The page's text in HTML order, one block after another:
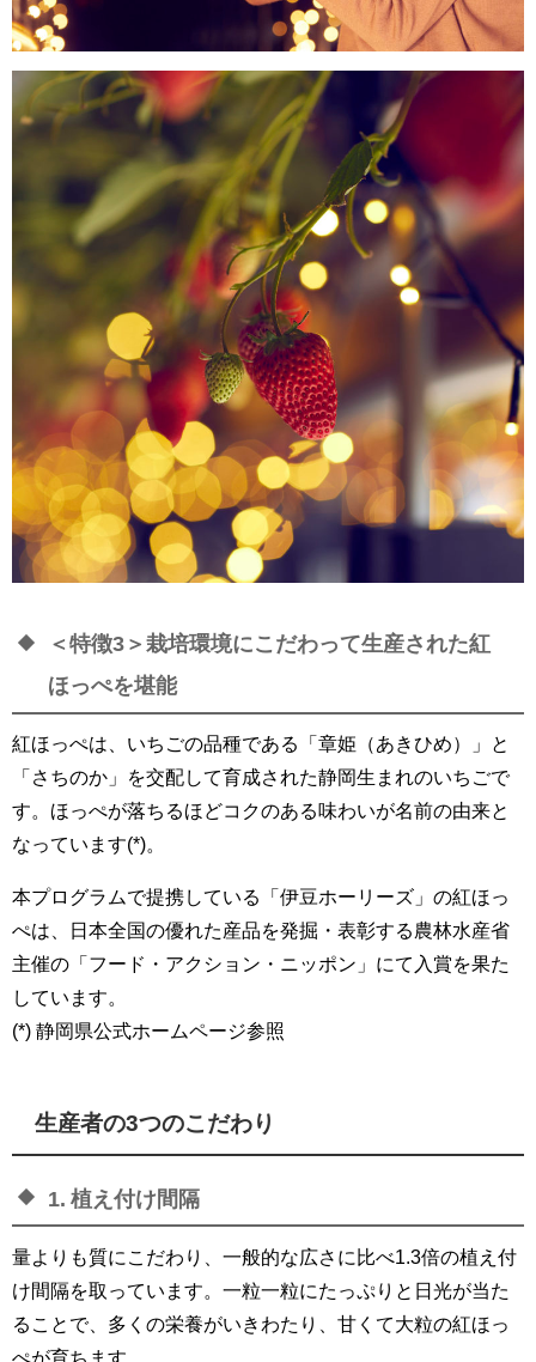
＜特徴3＞栽培環境にこだわって生産された紅
ほっぺを堪能
紅ほっぺは、いちごの品種である「章姫（あきひめ）」と
「さちのか」を交配して育成された静岡生まれのいちごで
す。ほっぺが落ちるほどコクのある味わいが名前の由来と
なっています(*)。
本プログラムで提携している「伊豆ホーリーズ」の紅ほっ
ぺは、日本全国の優れた産品を発掘・表彰する農林水産省
主催の「フード・アクション・ニッポン」にて入賞を果た
しています。
(*) 静岡県公式ホームページ参照
生産者の3つのこだわり
1. 植え付け間隔
量よりも質にこだわり、一般的な広さに比べ1.3倍の植え付
け間隔を取っています。一粒一粒にたっぷりと日光が当た
ることで、多くの栄養がいきわたり、甘くて大粒の紅ほっ
ぺが育ちます。